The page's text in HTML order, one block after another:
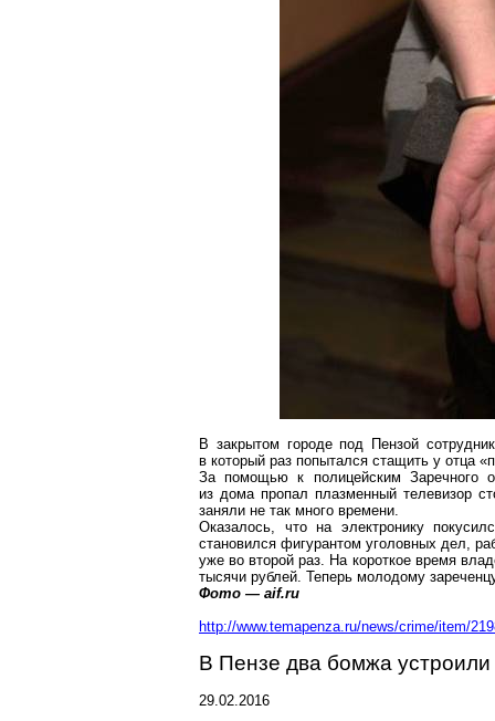
В закрытом городе под Пензой
в который раз попытался стащить у отца
За помощью к полицейским Заречного
из дома пропал плазменный телевизор
заняли не так много времени.
Оказалось, что на электронику
становился фигурантом уголовных дел,
уже во второй раз. На короткое время
тысячи рублей. Теперь молодому
Фото — aif.ru
http://www.temapenza.ru/news/crime/item/
В Пензе два бомжа устроили
29.02.2016